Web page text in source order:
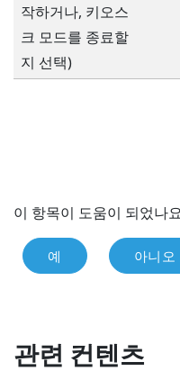
작하거나, 키오스
크 모드를 종료할
지 선택)
이 항목이 도움이 되었나
예 아니오
관련 컨텐츠